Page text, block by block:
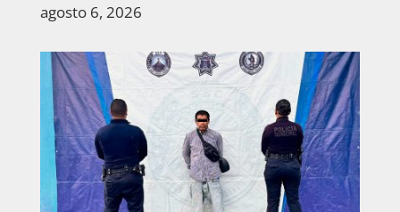
agosto 6, 2026